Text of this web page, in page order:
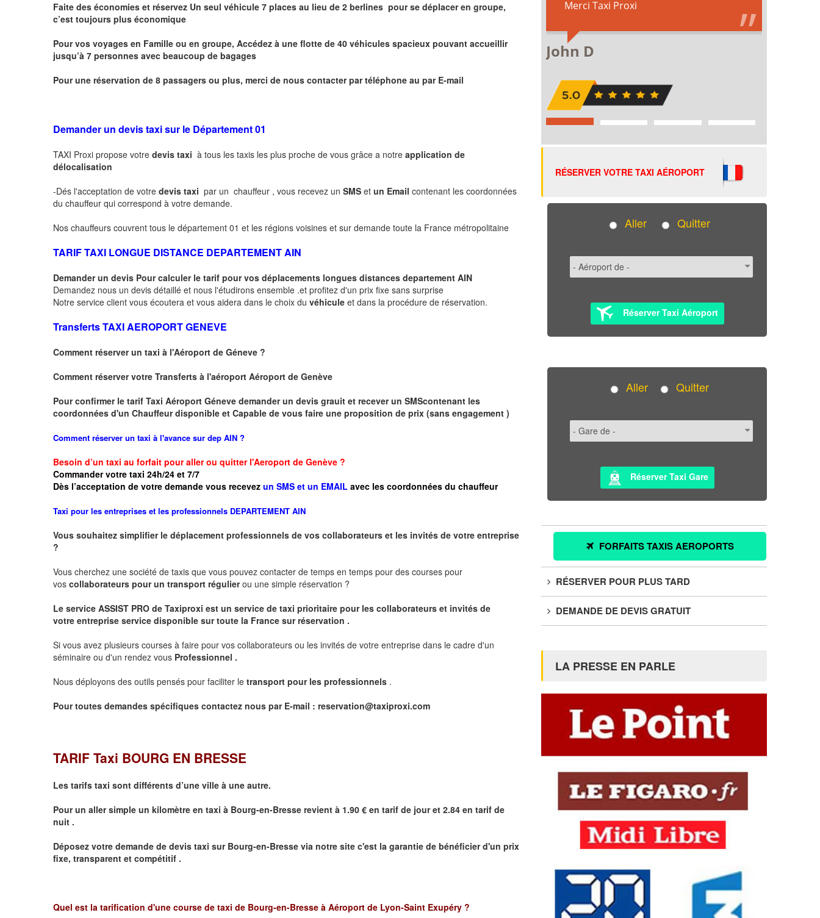
Faite des économies et réservez Un seul véhicule 7 places au lieu de 2 berlines pour se déplacer en groupe,
c’est toujours plus économique
Pour vos voyages en Famille ou en groupe, Accédez à une flotte de 40 véhicules spacieux pouvant accueillir
jusqu’à 7 personnes avec beaucoup de bagages
Pour une réservation de 8 passagers ou plus, merci de nous contacter par téléphone au par E-mail
Demander un devis taxi sur le Département 01
TAXI Proxi propose votre devis taxi à tous les taxis les plus proche de vous grâce a notre application de
délocalisation
-Dés l'acceptation de votre devis taxi par un chauffeur , vous recevez un SMS et un Email contenant les coordonnées
du chauffeur qui correspond à votre demande.
Nos chauffeurs couvrent tous le département 01 et les régions voisines et sur demande toute la France métropolitaine
TARIF TAXI LONGUE DISTANCE DEPARTEMENT AIN
Demander un devis Pour calculer le tarif pour vos déplacements longues distances departement AIN
Demandez nous un devis détaillé et nous l'étudirons ensemble .et profitez d'un prix fixe sans surprise
Notre service client vous écoutera et vous aidera dans le choix du véhicule et dans la procédure de réservation.
TransfertsTAXI AEROPORT GENEVE
Comment réserver un taxi à l'Aéroport de Géneve ?
Comment réserver votre Transferts à l'aéroport Aéroport de Genève
Pour confirmer le tarif Taxi Aéroport Géneve demander un devis grauit et recever un SMScontenant les
coordonnées d'un Chauffeur disponible et Capable de vous faire une proposition de prix (sans engagement )
Comment réserver un taxi à l'avance sur dep AIN ?
Besoin d’un taxi au forfait pour aller ou quitter l'Aeroport de Genève ?
Commander votre taxi 24h/24 et 7/7
Dès l’acceptation de votre demande vous recevez un SMS et un EMAIL avec les coordonnées du chauffeur
Taxi pour les entreprises et les professionnels DEPARTEMENT AIN
Vous souhaitez simplifier le déplacement professionnels de vos collaborateurs et les invités de votre entreprise
?
Vous cherchez une société de taxis que vous pouvez contacter de temps en temps pour des courses pour
vos collaborateurs pour un transport régulierou une simple réservation ?
Le service ASSIST PRO de Taxiproxi est un service de taxi prioritaire pour les collaborateurs et invités de
votre entreprise service disponible sur toute la France sur réservation .
Si vous avez plusieurs courses à faire pour vos collaborateurs ou les invités de votre entreprise dans le cadre d'un
séminaire ou d'un rendez vous Professionnel .
Nous déployons des outils pensés pour faciliter le transport pour les professionnels .
Pour toutes demandes spécifiques contactez nous par E-mail : reservation@taxiproxi.com
TARIF Taxi BOURG EN BRESSE
Les tarifs taxi sont différents d’une ville à une autre.
Pour un aller simple un kilomètre en taxi à Bourg-en-Bresse revient à 1.90 € en tarif de jour et 2.84 en tarif de
nuit .
Déposez votre demande de devis taxi sur Bourg-en-Bresse via notre site c'est la garantie de bénéficier d'un prix
fixe, transparent et compétitif .
Quel est la tarification d'une course de taxi de Bourg-en-Bresse à Aéroport de Lyon-Saint Exupéry ?
RÉSERVER VOTRE TAXI AÉROPORT
Aller Quitter
Réserver Taxi Aéroport
Aller Quitter
Réserver Taxi Gare
FORFAITS TAXIS AEROPORTS
RÉSERVER POUR PLUS TARD
DEMANDE DE DEVIS GRATUIT
LA PRESSE EN PARLE